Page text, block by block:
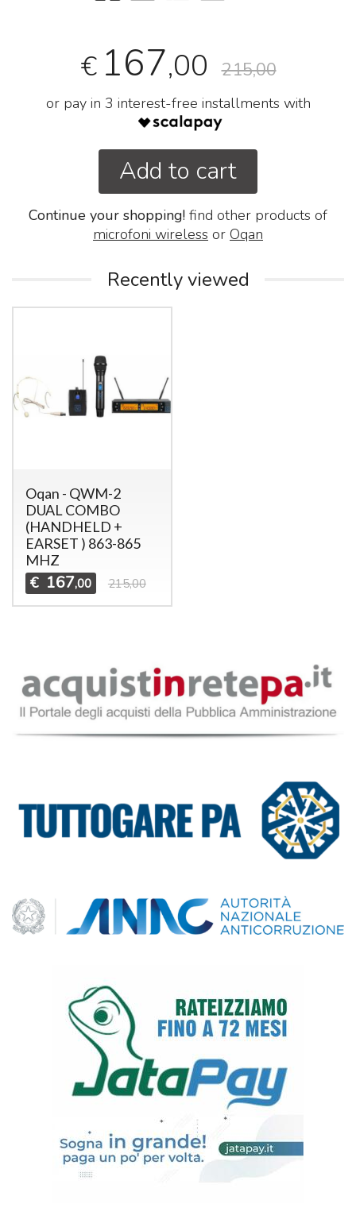
€ 167,00 215,00
or pay in 3 interest-free installments with
Add to cart
Continue your shopping! find other products of
microfoni wireless or Oqan
Recently viewed
Oqan - QWM-2
DUAL COMBO
(HANDHELD +
EARSET ) 863-865
MHZ
€ 167,00 215,00